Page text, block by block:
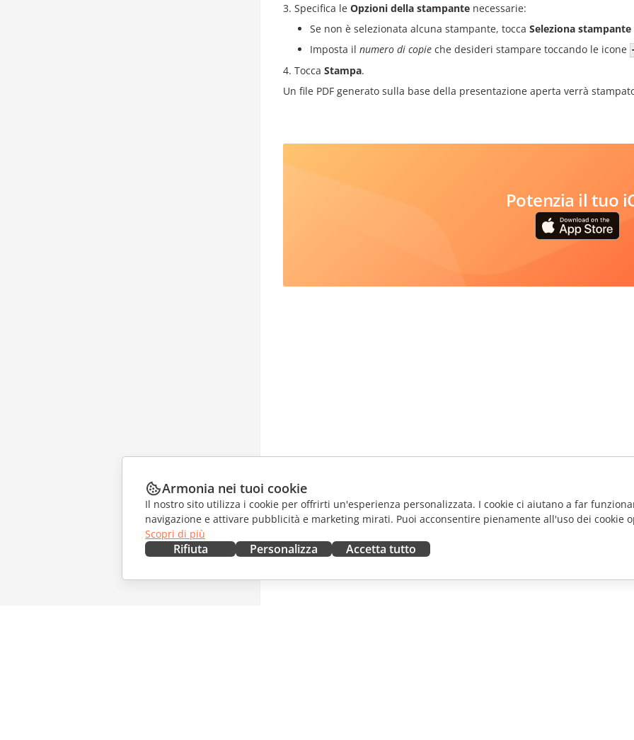
Specifica le Opzioni della stampante necessarie:
Se non è selezionata alcuna stampante, tocca Seleziona stampante
Imposta il numero di copie che desideri stampare toccando le icone
Tocca Stampa.
Un file PDF generato sulla base della presentazione aperta verrà
Potenzia il tuo
Armonia nei tuoi cookie
Il nostro sito utilizza i cookie per offrirti un'esperienza personalizzata. I cookie ci aiutano a far
navigazione e attivare pubblicità e marketing mirati. Puoi acconsentire pienamente all'uso dei cookie
Scopri di più
Rifiuta Personalizza Accetta tutto